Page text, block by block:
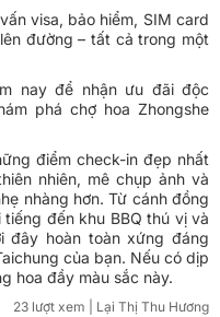
visa, bảo hiểm, SIM card
đường – tất cả trong một
nay để nhận ưu đãi độc
phá chợ hoa Zhongshe
điểm check-in đẹp nhất
nhiên, mê chụp ảnh và
nhàng hơn. Từ cánh đồng
đến khu BBQ thú vị và
đây hoàn toàn xứng đáng
của bạn. Nếu có dịp
hoa đầy màu sắc này.
23 lượt xem | Lại Thị Thu Hương